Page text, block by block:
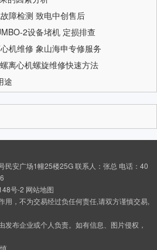
障检测 致电中创售后
2设备堵机 定损排查
机维修 象山海申专修服务
离心机螺旋维修快速方法
途
民安广场1幢25楼25G 联系人：张总 电话：40
号-2 网站地图
用，不为交易经过负任何责任,请双方谨慎交易,
发布企业或个人负责。如有信息、图片侵权，